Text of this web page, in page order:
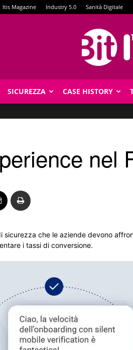
Itis Magazine Industry 5.0 Sanità Digitale
SICUREZZA CASE HISTORY
nel
sicurezza che le aziende devono
i tassi di conversione.